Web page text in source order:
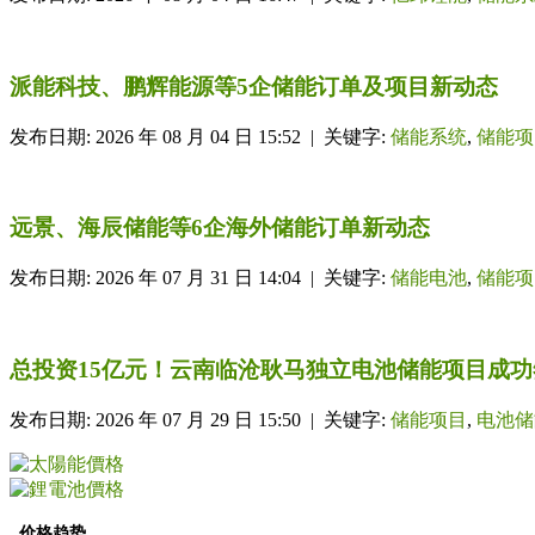
派能科技、鹏辉能源等5企储能订单及项目新动态
发布日期: 2026 年 08 月 04 日 15:52 | 关键字: 储能系统, 储能项
远景、海辰储能等6企海外储能订单新动态
发布日期: 2026 年 07 月 31 日 14:04 | 关键字: 储能电池, 储能项
总投资15亿元！云南临沧耿马独立电池储能项目成
发布日期: 2026 年 07 月 29 日 15:50 | 关键字: 储能项目 , 电池